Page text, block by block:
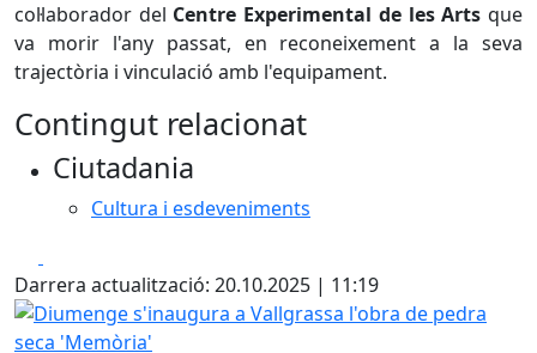
col·laborador del Centre Experimental de les Arts que
va morir l'any passat, en reconeixement a la seva
trajectòria i vinculació amb l'equipament.
Contingut relacionat
Ciutadania
Cultura i esdeveniments
Darrera actualització: 20.10.2025 | 11:19
Diumenge s'inaugura a Vallgrassa l'obra de pedra seca